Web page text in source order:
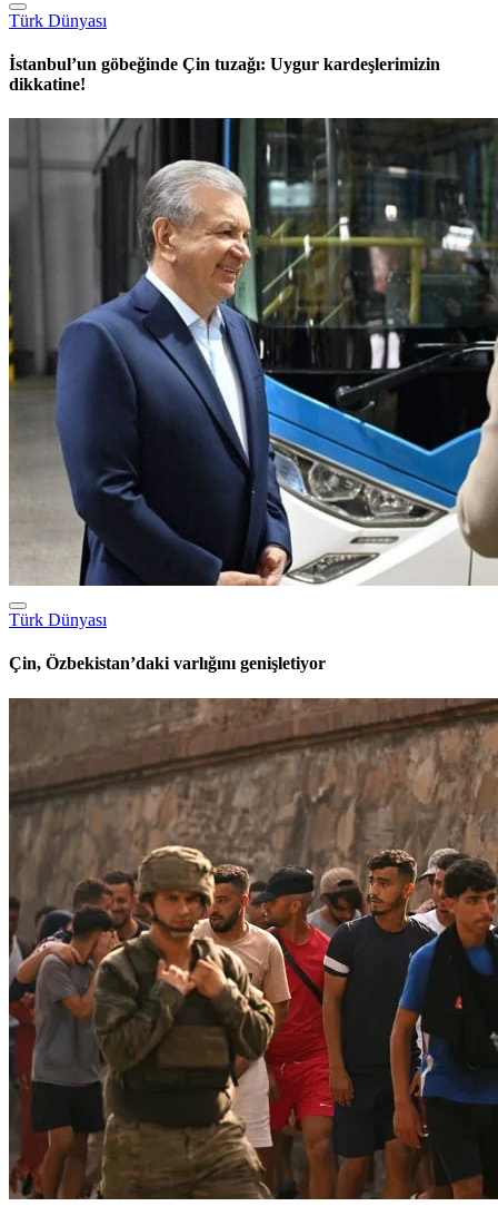
İstanbul’un göbeğinde Çin tuzağı: Uygur kardeşlerimizin
dikkatine!
Türk Dünyası
Çin, Özbekistan’daki varlığını genişletiyor